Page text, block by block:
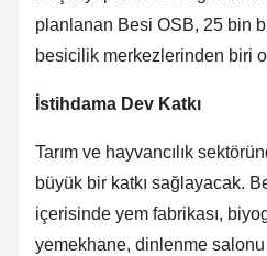
planlanan Besi OSB, 25 bin
besicilik merkezlerinden biri
İstihdama Dev Katkı
Tarım ve hayvancılık
büyük bir katkı sağlayacak.
içerisinde yem fabrikası,
yemekhane, dinlenme